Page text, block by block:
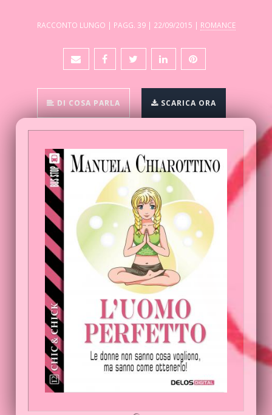
RACCONTO LUNGO | PAGG. 39 | 22/09/2015 | ROMANCE
DI COSA PARLA SCARICA ORA